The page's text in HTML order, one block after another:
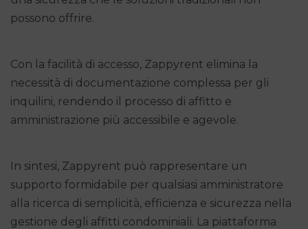
possono offrire.
Con la facilità di accesso, Zappyrent elimina la
necessità di documentazione complessa per gli
inquilini, rendendo il processo di affitto e
amministrazione più accessibile e agevole.
In sintesi, Zappyrent può rappresentare un
supporto formidabile per qualsiasi amministratore
alla ricerca di semplicità, efficienza e sicurezza nella
gestione degli affitti condominiali. La piattaforma